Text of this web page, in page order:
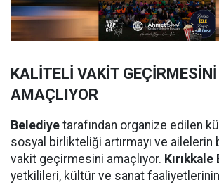
KALİTELİ VAKİT GEÇİRMESİNİ
AMAÇLIYOR
Belediye tarafından organize edilen
sosyal birlikteliği artırmayı ve
vakit geçirmesini amaçlıyor.
yetkilileri, kültür ve sanat